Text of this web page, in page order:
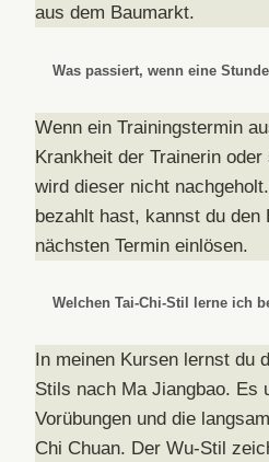
aus dem Baumarkt.
Was passiert, wenn eine
Wenn ein Trainingstermin
Krankheit der Trainerin
wird dieser nicht
bezahlt hast, kannst du den
nächsten Termin einlösen.
Welchen Tai-Chi-Stil lerne ich
In meinen Kursen lernst du
Stils nach Ma Jiangbao. Es
Vorübungen und die
Chi Chuan. Der Wu-Stil